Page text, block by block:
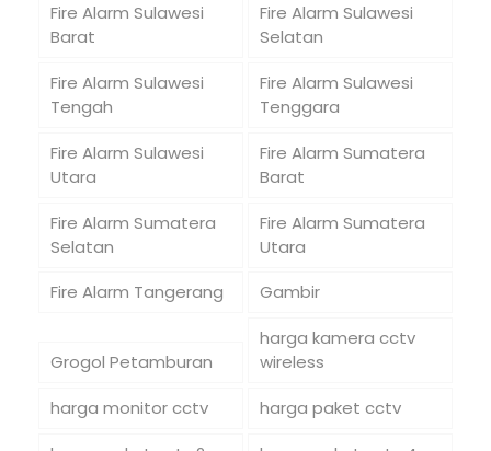
Fire Alarm Sulawesi
Barat
Fire Alarm Sulawesi
Selatan
Fire Alarm Sulawesi
Tengah
Fire Alarm Sulawesi
Tenggara
Fire Alarm Sulawesi
Utara
Fire Alarm Sumatera
Barat
Fire Alarm Sumatera
Selatan
Fire Alarm Sumatera
Utara
Fire Alarm Tangerang
Gambir
Grogol Petamburan
harga kamera cctv
wireless
harga monitor cctv
harga paket cctv